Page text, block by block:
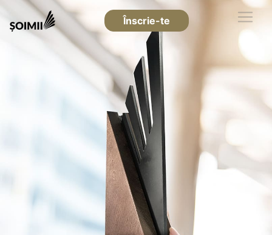
Înscrie-te